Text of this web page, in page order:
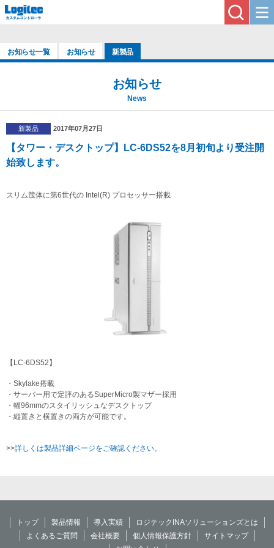
お知らせ一覧 お知らせ 新製品
お知らせ
News
新製品 2017年07月27日
【タワー・デスクトップ】LC-6DS52を8月初旬より受注開
始致します。
スリム筺体に第6世代の Intel(R) プロセッサー搭載
【LC-6DS52】
・Skylake搭載
・サーバー用で定評のあるSuperMicro製マザー採用
・幅96mmのスタイリッシュなデスクトップ
・縦置きと横置きの両方が可能です。
>>詳しくは製品詳細ページをご確認ください。
トップ 製品情報 導入実績
ロジテックINAソリューションズとは
よくあるご質問
会社概要 個人情報保護方針
サイトマップ